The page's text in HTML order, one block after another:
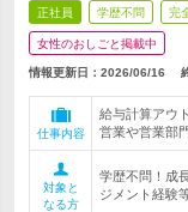
正社員 学歴不問 完
女性のおしごと掲載中
情報更新日：2026/06/16
仕事内容
給与計算アウ
営業や営業部
対象と
なる方
学歴不問！成
ジメント経験